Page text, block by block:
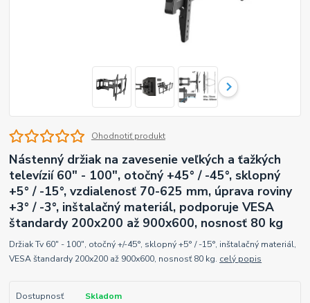
Ohodnotiť produkt
Nástenný držiak na zavesenie veľkých a ťažkých
televízií 60" - 100", otočný +45° / -45°, sklopný
+5° / -15°, vzdialenosť 70-625 mm, úprava roviny
+3° / -3°, inštalačný materiál, podporuje VESA
štandardy 200x200 až 900x600, nosnosť 80 kg
Držiak Tv 60" - 100", otočný +/-45°, sklopný +5° / -15°, inštalačný materiál,
VESA štandardy 200x200 až 900x600, nosnosť 80 kg. celý popis
Dostupnosť Skladom